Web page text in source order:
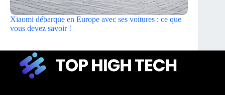
Xiaomi débarque en Europe avec ses voitures : ce que
vous devez savoir !